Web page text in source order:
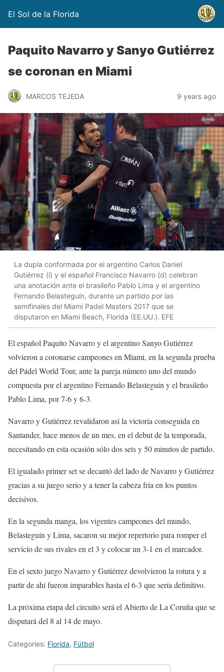
El Sol de la Florida
Paquito Navarro y Sanyo Gutiérrez
se coronan en Miami
MARCOS TEJEDA 9 years ago
La dupla conformada por el argentino Carlos Daniel
Gutiérrez (i) y el español Francisco Navarro (d) celebran
una anotación ante el brasileño Pablo Lima y el argentino
Fernando Belasteguín, durante un partido por las
semifinales del Miami Padel Masters 2017 que se
disputaron en Miami Beach, Florida (EE.UU.). EFE
El español Paquito Navarro y el argentino Sanyo Gutiérrez
volvieron a coronarse campeones en Miami, en la segunda prueba
del Pádel World Tour, ante la pareja número uno del mundo
compuesta por el argentino Fernando Belasteguín y el brasileño
Pablo Lima, por 7-6 y 6-3.
Navarro y Gutiérrez revalidaron así la victoria conseguida en
Santander, hace menos de un mes, en el debut de la temporada,
necesitando en esta ocasión sólo dos sets y 50 minutos de partido.
El igualado primer set se decantó del lado de Navarro y Gutiérrez
gracias a su juego serio y a tener la cabeza fría en los puntos
decisivos.
En la segunda manga, los vigentes campeones del mundo,
Belasteguín y Lima, sacaron su mejor repertorio para romper el
servicio de sus rivales en el 3 y colocar un 3-1 en el marcador.
En el sexto juego Navarro y Gutiérrez devolvieron la rotura y a
partir de ahí fueron imparables hasta el 6-3 que sería definitivo.
La próxima etapa del circuito será el Abierto de La Coruña que se
disputará del 8 al 14 de mayo.
Categories: Florida, Fútbol